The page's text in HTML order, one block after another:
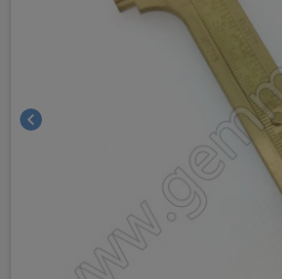
chevron_left